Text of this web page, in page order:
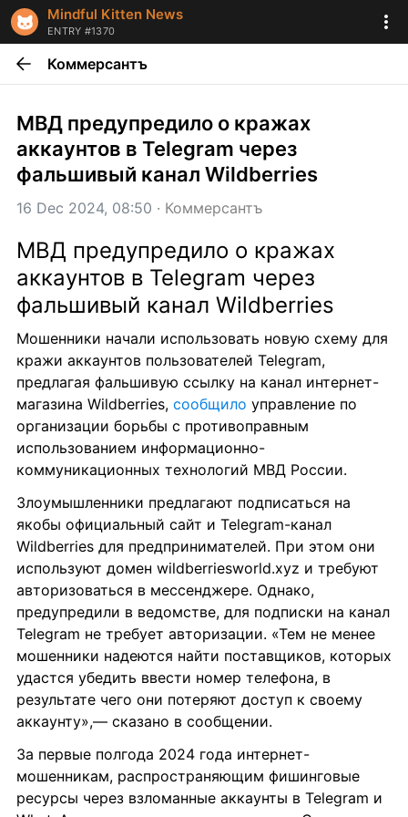
Mindful Kitten News
ENTRY #1370
Коммерсантъ
МВД предупредило о кражах
аккаунтов в Telegram через
фальшивый канал Wildberries
16 Dec 2024, 08:50 · Коммерсантъ
МВД предупредило о кражах
аккаунтов в Telegram через
фальшивый канал Wildberries
Мошенники начали использовать новую схему для
кражи аккаунтов пользователей Telegram,
предлагая фальшивую ссылку на канал интернет-
магазина Wildberries, сообщило управление по
организации борьбы с противоправным
использованием информационно-
коммуникационных технологий МВД России.
Злоумышленники предлагают подписаться на
якобы официальный сайт и Telegram-канал
Wildberries для предпринимателей. При этом они
используют домен wildberriesworld.xyz и требуют
авторизоваться в мессенджере. Однако,
предупредили в ведомстве, для подписки на канал
Telegram не требует авторизации. «Тем не менее
мошенники надеются найти поставщиков, которых
удастся убедить ввести номер телефона, в
результате чего они потеряют доступ к своему
аккаунту»,— сказано в сообщении.
За первые полгода 2024 года интернет-
мошенникам, распространяющим фишинговые
ресурсы через взломанные аккаунты в Telegram и